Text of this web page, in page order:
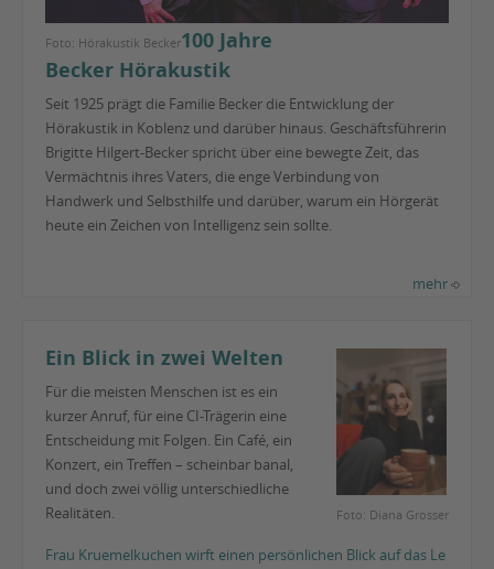
Foto: Hörakustik Becker100 Jahre
Becker Hörakustik
Seit 1925 prägt die Familie Becker die Entwicklung der
Hörakustik in Koblenz und darüber hinaus. Geschäftsführerin
Brigitte Hilgert-Becker spricht über eine bewegte Zeit, das
Vermächtnis ihres Vaters, die enge Verbindung von
Handwerk und Selbsthilfe und darüber, warum ein Hörgerät
heute ein Zeichen von Intelligenz sein sollte.
mehr
Foto: Diana Grosser
Ein Blick in zwei Welten
Für die meisten Menschen ist es ein
kurzer Anruf, für eine CI-Trägerin eine
Entscheidung mit Folgen. Ein Café, ein
Konzert, ein Treffen – scheinbar banal,
und doch zwei völlig unterschiedliche
Realitäten.
Frau Kruemelkuchen wirft einen persönlichen Blick auf das Le